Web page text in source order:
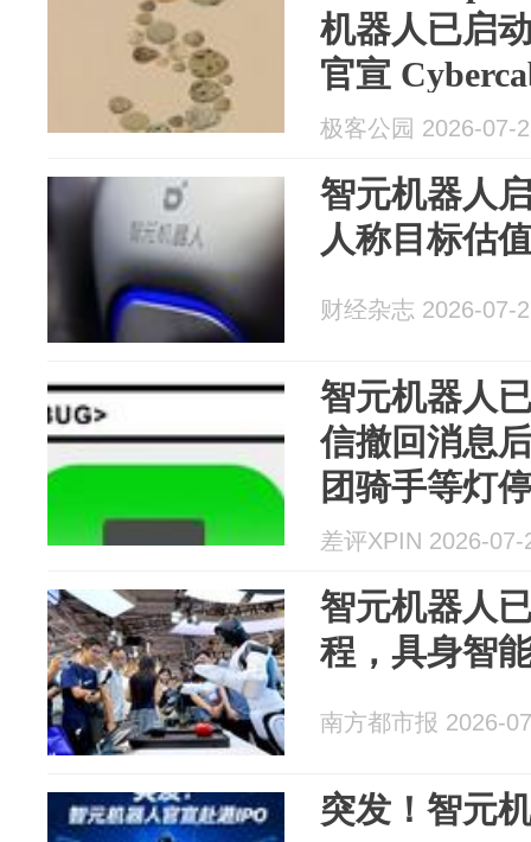
机器人已启
官宣
极客早知道
极客公园 2026-07-
智元机器人
人称目标估
财经杂志 2026-07-
智元机器人
信撤回消息
团骑手等灯
鹏召回部分
差评XPIN 2026-07-
智元机器人
程，具身智
南方都市报 2026-
突发！智元